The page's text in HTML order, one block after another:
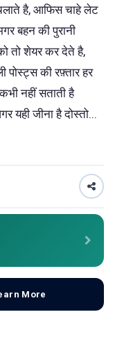
है, आफिस चाहे लेट
बहन की पुरानी
तो शेयर कर देते है,
की रफ़्तार हर
नहीं सताती है
जीना है दोस्तो...
More